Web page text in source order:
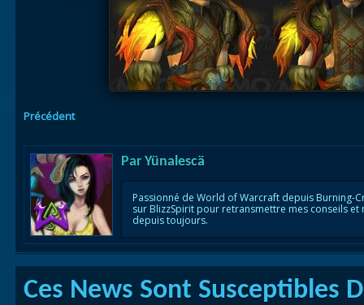
Précédent
Par Yünalescä
Passionné de World of Warcraft depuis Burning-
sur BlizzSpirit pour retransmettre mes conseils
depuis toujours.
Ces News Sont Susceptibles